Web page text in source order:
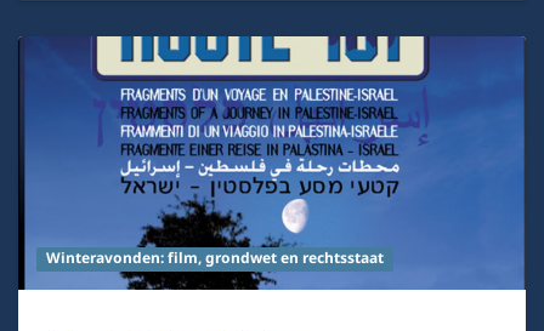
Winteravonden: film, grondwet en rechtsstaat